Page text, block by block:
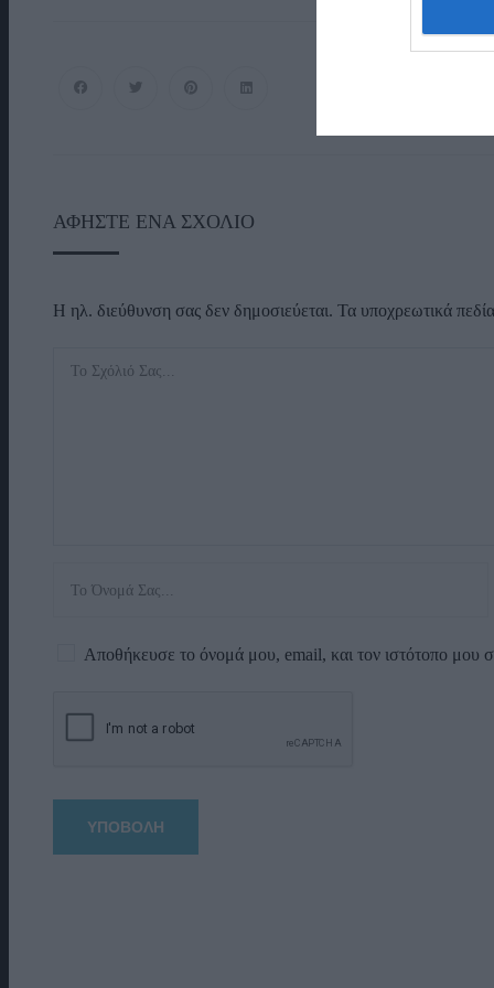
ΑΦΉΣΤΕ ΈΝΑ ΣΧΌΛΙΟ
Η ηλ. διεύθυνση σας δεν δημοσιεύεται. Τα υποχρεωτικά
Αποθήκευσε το όνομά μου, email, και τον ιστότοπο μου